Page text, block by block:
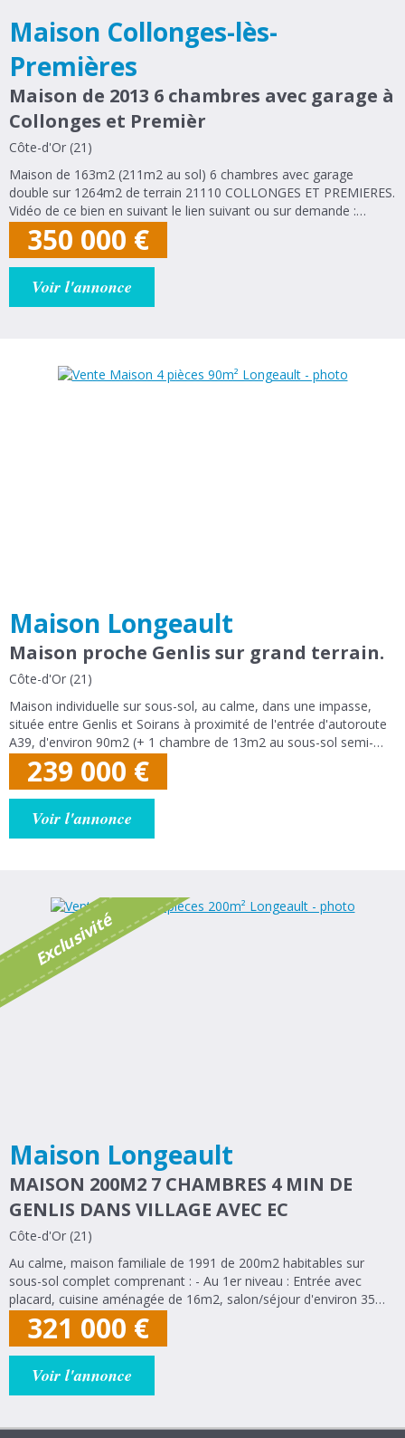
Maison Collonges-lès-
Premières
Maison de 2013 6 chambres avec garage à
Collonges et Premièr
Côte-d'Or (21)
Maison de 163m2 (211m2 au sol) 6 chambres avec garage
double sur 1264m2 de terrain 21110 COLLONGES ET PREMIERES.
Vidéo de ce bien en suivant le lien suivant ou sur demande :
https://youtu.be/dVt-mCLgA3E?si=v6-mWjLl77EPXVG_ Celle-ci
comprend : - Au rez-de-chaussée :...
350 000 €
Voir l'annonce
Maison Longeault
Maison proche Genlis sur grand terrain.
Côte-d'Or (21)
Maison individuelle sur sous-sol, au calme, dans une impasse,
située entre Genlis et Soirans à proximité de l'entrée d'autoroute
A39, d'environ 90m2 (+ 1 chambre de 13m2 au sous-sol semi-
enterré). Bonne opportunité. Maison composée au niveau
principal : d'une...
239 000 €
Voir l'annonce
E
x
c
l
u
s
i
v
i
t
é
Maison Longeault
MAISON 200M2 7 CHAMBRES 4 MIN DE
GENLIS DANS VILLAGE AVEC EC
Côte-d'Or (21)
Au calme, maison familiale de 1991 de 200m2 habitables sur
sous-sol complet comprenant : - Au 1er niveau : Entrée avec
placard, cuisine aménagée de 16m2, salon/séjour d'environ 35m2
avec accès terrasse, salle de douches, grande salle de bains avec
douche et...
321 000 €
Voir l'annonce